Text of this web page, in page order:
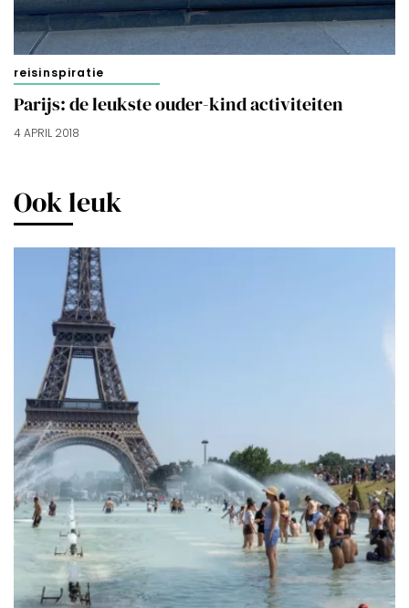
reisinspiratie
Parijs: de leukste ouder-kind activiteiten
4 APRIL 2018
Ook leuk